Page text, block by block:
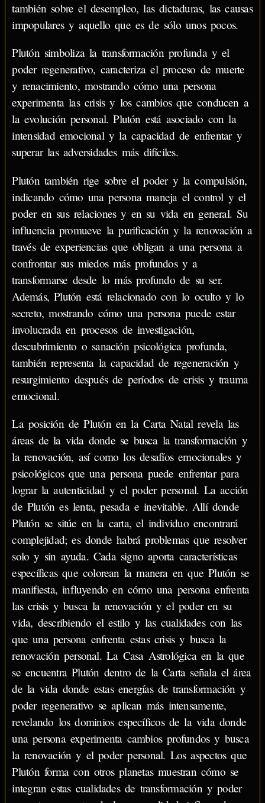
también sobre el desempleo, las dictaduras, las causas
impopulares y aquello que es de sólo unos pocos.
Plutón simboliza la transformación profunda y el
poder regenerativo, caracteriza el proceso de muerte
y renacimiento, mostrando cómo una persona
experimenta las crisis y los cambios que conducen a
la evolución personal. Plutón está asociado con la
intensidad emocional y la capacidad de enfrentar y
superar las adversidades más difíciles.
Plutón también rige sobre el poder y la compulsión,
indicando cómo una persona maneja el control y el
poder en sus relaciones y en su vida en general. Su
influencia promueve la purificación y la renovación a
través de experiencias que obligan a una persona a
confrontar sus miedos más profundos y a
transformarse desde lo más profundo de su ser.
Además, Plutón está relacionado con lo oculto y lo
secreto, mostrando cómo una persona puede estar
involucrada en procesos de investigación,
descubrimiento o sanación psicológica profunda,
también representa la capacidad de regeneración y
resurgimiento después de períodos de crisis y trauma
emocional.
La posición de Plutón en la Carta Natal revela las
áreas de la vida donde se busca la transformación y
la renovación, así como los desafíos emocionales y
psicológicos que una persona puede enfrentar para
lograr la autenticidad y el poder personal. La acción
de Plutón es lenta, pesada e inevitable. Allí donde
Plutón se sitúe en la carta, el individuo encontrará
complejidad; es donde habrá problemas que resolver
solo y sin ayuda. Cada signo aporta características
específicas que colorean la manera en que Plutón se
manifiesta, influyendo en cómo una persona enfrenta
las crisis y busca la renovación y el poder en su
vida, describiendo el estilo y las cualidades con las
que una persona enfrenta estas crisis y busca la
renovación personal. La Casa Astrológica en la que
se encuentra Plutón dentro de la Carta señala el área
de la vida donde estas energías de transformación y
poder regenerativo se aplican más intensamente,
revelando los dominios específicos de la vida donde
una persona experimenta cambios profundos y busca
la renovación y el poder personal. Los aspectos que
Plutón forma con otros planetas muestran cómo se
integran estas cualidades de transformación y poder